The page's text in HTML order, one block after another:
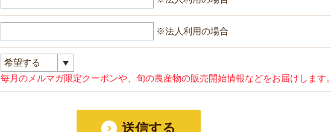
※法人利用の場合
毎月のメルマガ限定クーポンや、旬の農産物の販売開始情報などをお届けします。